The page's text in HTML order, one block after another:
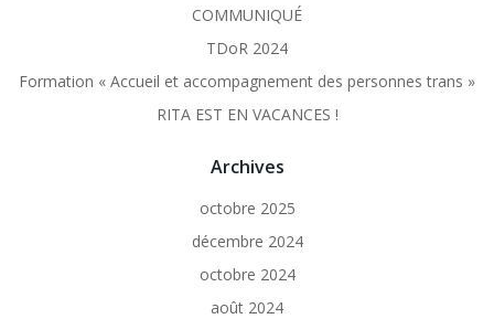
COMMUNIQUÉ
TDoR 2024
Formation « Accueil et accompagnement des personnes trans »
RITA EST EN VACANCES !
Archives
octobre 2025
décembre 2024
octobre 2024
août 2024